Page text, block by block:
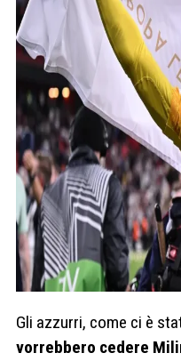
Gli azzurri, come ci è
vorrebbero cedere